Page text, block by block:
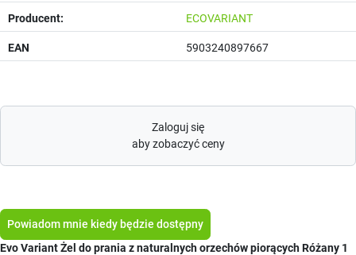
Producent: ECOVARIANT
EAN 5903240897667
Zaloguj się
aby zobaczyć ceny
Powiadom mnie kiedy będzie dostępny
Evo Variant Żel do prania z naturalnych orzechów piorących Różany 1